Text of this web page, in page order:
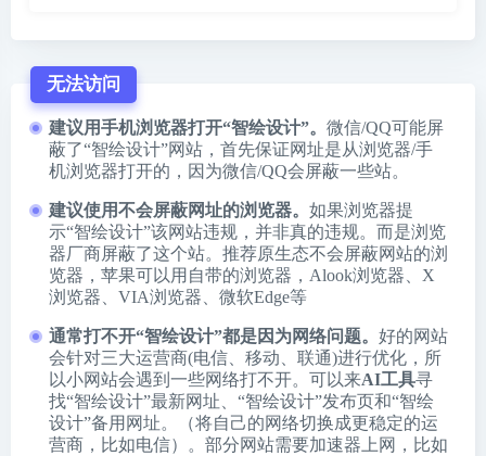
无法访问
建议用手机浏览器打开“智绘设计”。 微信/QQ可能屏
蔽了“智绘设计”网站，首先保证网址是从浏览器/手
机浏览器打开的，因为微信/QQ会屏蔽一些站。
建议使用不会屏蔽网址的浏览器。 如果浏览器提
示“智绘设计”该网站违规，并非真的违规。而是浏览
器厂商屏蔽了这个站。推荐原生态不会屏蔽网站的浏
览器，苹果可以用自带的浏览器， Alook浏览器
X
浏览器
VIA浏览器 微软Edge等
通常打不开“智绘设计”都是因为网络问题。 好的网站
会针对三大运营商(电信、移动、联通)进行优化，所
以小网站会遇到一些网络打不开。可以来AI工具寻
找“智绘设计”最新网址、“智绘设计”发布页和“智绘
设计”备用网址。（将自己的网络切换成更稳定的运
营商，比如电信）。部分网站需要加速器上网，比如